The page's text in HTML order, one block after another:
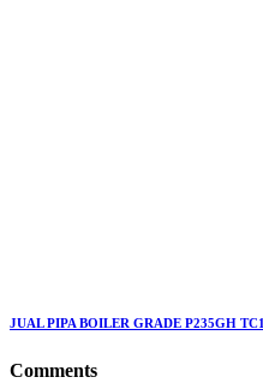
JUAL PIPA BOILER GRADE P235GH TC1
Comments